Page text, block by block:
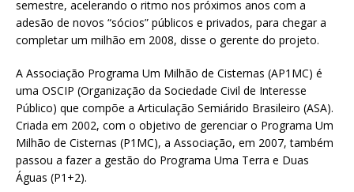
semestre, acelerando o ritmo nos próximos anos com a
adesão de novos “sócios” públicos e privados, para chegar a
completar um milhão em 2008, disse o gerente do projeto.
A Associação Programa Um Milhão de Cisternas (AP1MC) é
uma OSCIP (Organização da Sociedade Civil de Interesse
Público) que compõe a Articulação Semiárido Brasileiro (ASA).
Criada em 2002, com o objetivo de gerenciar o Programa Um
Milhão de Cisternas (P1MC), a Associação, em 2007, também
passou a fazer a gestão do Programa Uma Terra e Duas
Águas (P1+2).